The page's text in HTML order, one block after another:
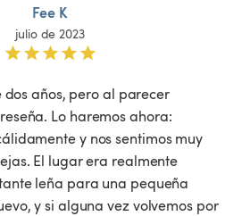
Fee K
julio de 2023
dos años, pero al parecer
Lo haremos ahora:
El lugar era realmente
leña para una pequeña
y si alguna vez volvemos por